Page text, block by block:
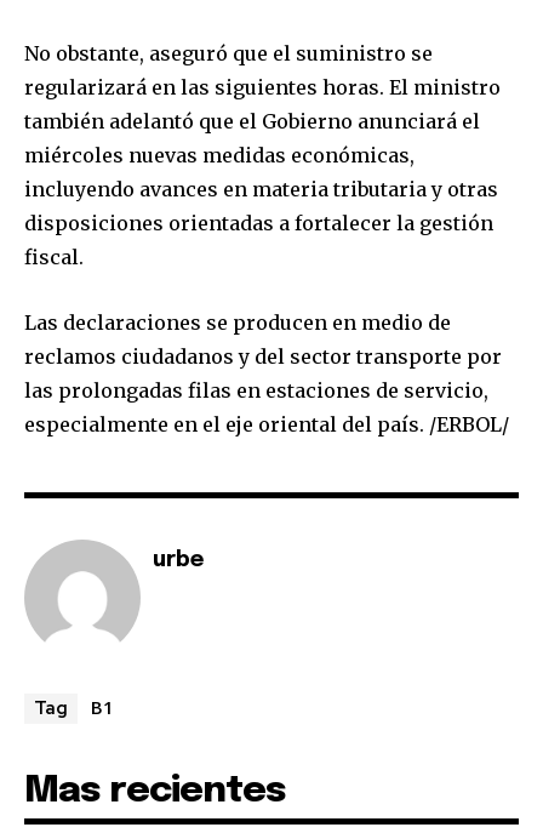
Join our community of
conversation.
To subscribe, simply enter your email address on our website
or click the subscribe button below. Don't worry, we respect
your privacy and won't spam your inbox. Your information is
safe with us.
No obstante, aseguró que el suministro se
regularizará en las siguientes horas. El ministro
también adelantó que el Gobierno anunciará el
miércoles nuevas medidas económicas,
incluyendo avances en materia tributaria y otras
disposiciones orientadas a fortalecer la gestión
fiscal.
Las declaraciones se producen en medio de
reclamos ciudadanos y del sector transporte por
las prolongadas filas en estaciones de servicio,
especialmente en el eje oriental del país. /ERBOL/
urbe
Tag B1
Mas recientes